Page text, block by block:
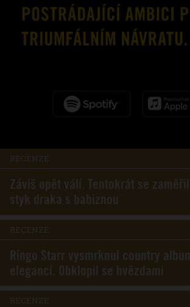
RECENZE
Záviš opět válí. Tentokrát se
styk draka s babiznou
RECENZE
Ringo Starr vysmrknul country
elegancí. Obklopil se hvězdami
RECENZE